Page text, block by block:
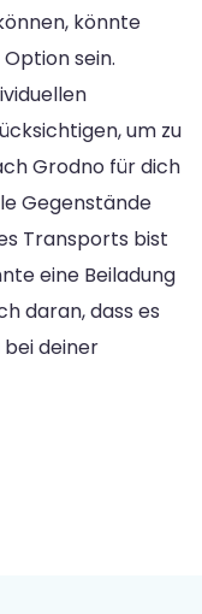
könnte
sein.
um zu
Grodno für dich
Gegenstände
Transports bist
eine Beiladung
daran, dass es
deiner